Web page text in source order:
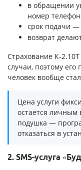
в обращении
номер
срок подачи —
возврат
Страхование К-
случаи, поэтому его
человек вообще
Цена услуги
остается
подушка —
отказаться в
2. SMS-услуга